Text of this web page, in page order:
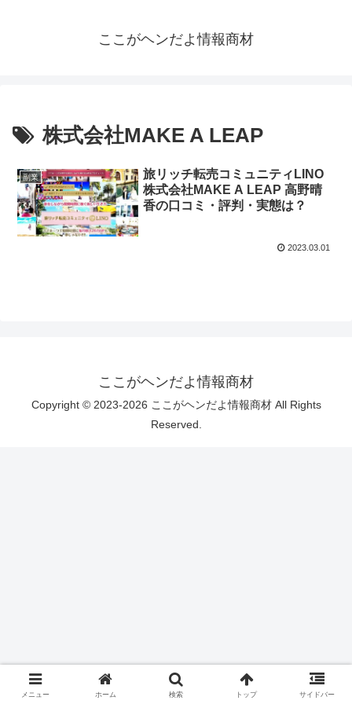
ここがヘンだよ情報商材
株式会社MAKE A LEAP
副業
旅リッチ転売コミュニティLINO
株式会社MAKE A LEAP 高野晴
香の口コミ・評判・実態は？
2023.03.01
ここがヘンだよ情報商材
Copyright © 2023-2026 ここがヘンだよ情報商材 All Rights
Reserved.
メニュー ホーム 検索 トップ サイドバー